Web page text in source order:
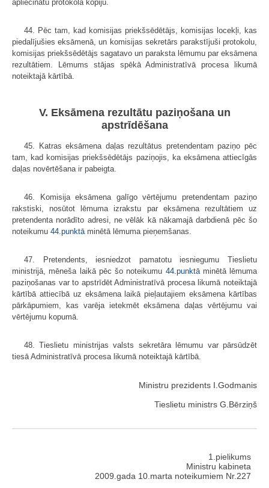
apliecinātu protokola kopiju.
44. Pēc tam, kad komisijas priekšsēdētājs, komisijas locekļi, kas
piedalījušies eksāmenā, un komisijas sekretārs parakstījuši protokolu,
komisijas priekšsēdētājs sagatavo un paraksta lēmumu par eksāmena
rezultātiem. Lēmums stājas spēkā Administratīvā procesa likumā
noteiktajā kārtībā.
V. Eksāmena rezultātu paziņošana un
apstrīdēšana
45. Katras eksāmena daļas rezultātus pretendentam paziņo pēc
tam, kad komisijas priekšsēdētājs paziņojis, ka eksāmena attiecīgās
daļas novērtēšana ir pabeigta.
46. Komisija eksāmena galīgo vērtējumu pretendentam paziņo
rakstiski, nosūtot lēmuma izrakstu par eksāmena rezultātiem uz
pretendenta norādīto adresi, ne vēlāk kā nākamajā darbdienā pēc šo
noteikumu 44.punktā minētā lēmuma pieņemšanas.
47. Pretendents, iesniedzot pamatotu iesniegumu Tieslietu
ministrijā, mēneša laikā pēc šo noteikumu 44.punktāminētā lēmuma
paziņošanas var to apstrīdēt Administratīvā procesa likumā noteiktajā
kārtībā attiecībā uz eksāmena laikā pieļautajiem eksāmena kārtības
pārkāpumiem, kas varēja ietekmēt eksāmena daļas vērtējumu vai
vērtējumu kopumā.
48. Tieslietu ministrijas valsts sekretāra lēmumu var pārsūdzēt
tiesā Administratīvā procesa likumā noteiktajā kārtībā.
Ministru prezidents I.Godmanis
Tieslietu ministrs G.Bērziņš
1.pielikums
Ministru kabineta
2009.gada 10.marta noteikumiem Nr.227